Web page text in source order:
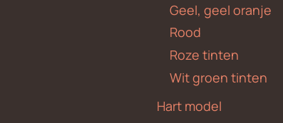
Geel, geel oranje
Rood
Roze tinten
Wit groen tinten
Hart model